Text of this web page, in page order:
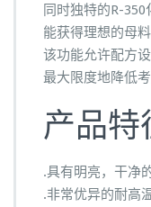
同时独特的R-
能获得理想的母料
该功能允许配方
最大限度地降低
产品特
.具有明亮，干净
.非常优异的耐高